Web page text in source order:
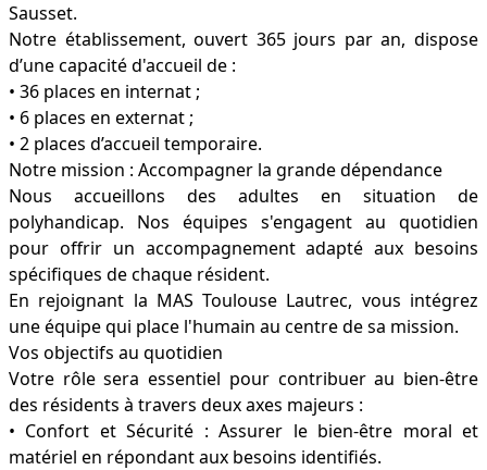
Sausset.
Notre établissement, ouvert 365 jours par an, dispose
d’une capacité d'accueil de :
• 36 places en internat ;
• 6 places en externat ;
• 2 places d’accueil temporaire.
Notre mission : Accompagner la grande dépendance
Nous accueillons des adultes en situation de
polyhandicap. Nos équipes s'engagent au quotidien
pour offrir un accompagnement adapté aux besoins
spécifiques de chaque résident.
En rejoignant la MAS Toulouse Lautrec, vous intégrez
une équipe qui place l'humain au centre de sa mission.
Vos objectifs au quotidien
Votre rôle sera essentiel pour contribuer au bien-être
des résidents à travers deux axes majeurs :
• Confort et Sécurité : Assurer le bien-être moral et
matériel en répondant aux besoins identifiés.